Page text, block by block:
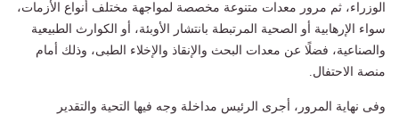
الوزراء، ثم مرور معدات متنوعة مخصصة لمواجهة مختلف أنواع الأزمات،
سواء الإرهابية أو الصحية المرتبطة بانتشار الأوبئة، أو الكوارث الطبيعية
والصناعية، فضلًا عن معدات البحث والإنقاذ والإخلاء الطبى، وذلك أمام
منصة الاحتفال.
وفى نهاية المرور، أجرى الرئيس مداخلة وجه فيها التحية والتقدير